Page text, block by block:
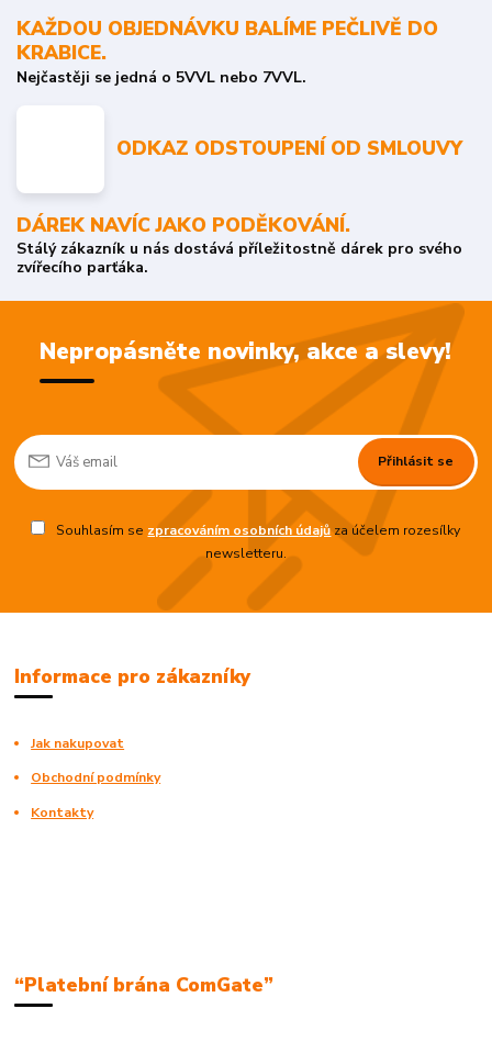
KAŽDOU OBJEDNÁVKU BALÍME PEČLIVĚ DO
KRABICE.
Nejčastěji se jedná o 5VVL nebo 7VVL.
ODKAZ ODSTOUPENÍ OD SMLOUVY
DÁREK NAVÍC JAKO PODĚKOVÁNÍ.
Stálý zákazník u nás dostává příležitostně dárek pro svého
zvířecího parťáka.
Nepropásněte novinky, akce a slevy!
Přihlásit se
Souhlasím se zpracováním osobních údajůza účelem rozesílky
newsletteru.
Informace pro zákazníky
Jak nakupovat
Obchodní podmínky
Kontakty
“Platební brána ComGate”